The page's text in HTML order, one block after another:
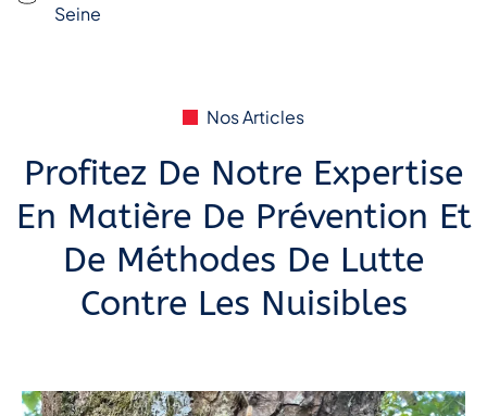
Seine
Nos Articles
Profitez De Notre Expertise
En Matière De Prévention Et
De Méthodes De Lutte
Contre Les Nuisibles